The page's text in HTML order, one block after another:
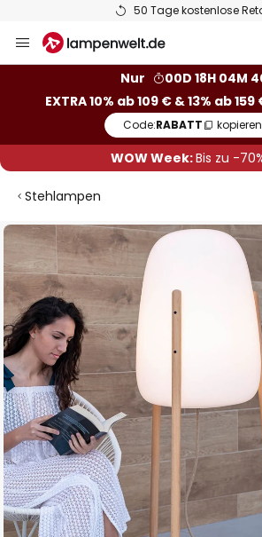
50 Tage kostenlose
Inhalt
Nur
00D 18H 04M
EXTRA 10% ab 109 € & 13% ab 159
Code:RABATT kopieren
WOW Week:Bis zu -
Stehlampen
Zum
Ende
der
Bildgalerie
springen